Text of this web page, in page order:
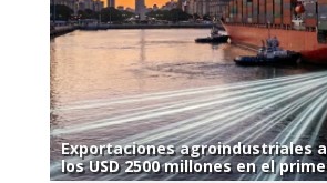
Exportaciones agroindustriales
los USD 2500 millones en el